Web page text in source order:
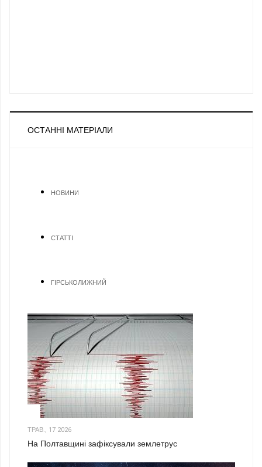
ОСТАННІ МАТЕРІАЛИ
НОВИНИ
СТАТТІ
ГІРСЬКОЛИЖНИЙ
ТРАВ., 17 2026
На Полтавщині зафіксували землетрус